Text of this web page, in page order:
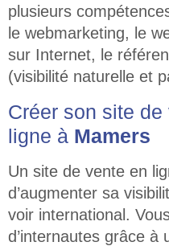
plusieurs
le webmarketing, le
sur Internet, le
(visibilité naturelle et
Créer son site de
ligne à Mamers
Un site de vente en
d’augmenter sa
voir international.
d’internautes grâce à